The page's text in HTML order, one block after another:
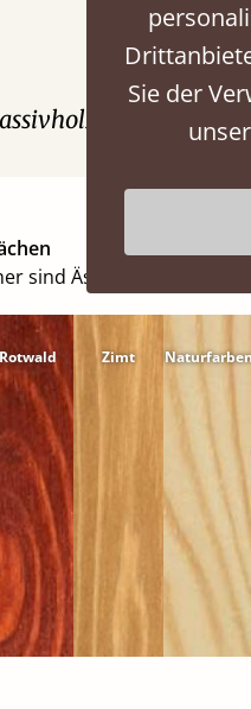
Wählen Sie
sind Äste und
Rotwald Zimt
Sie der